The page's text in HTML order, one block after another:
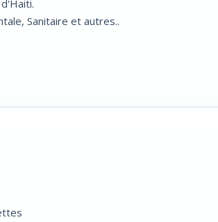
Sanitaire et autres..